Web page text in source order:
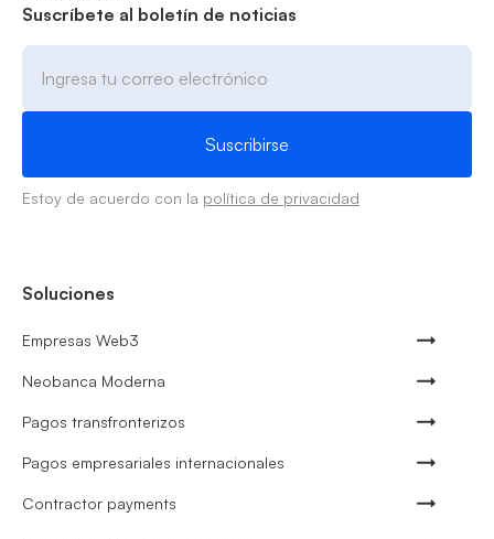
Suscríbete al boletín de noticias
Estoy de acuerdo con la política de privacidad
Soluciones
Empresas Web3
Neobanca Moderna
Pagos transfronterizos
Pagos empresariales internacionales
Contractor payments